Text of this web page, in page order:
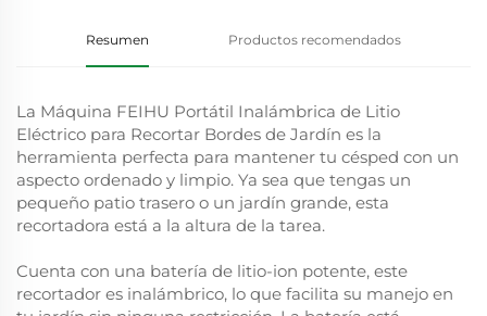
Resumen Productos recomendados
La Máquina FEIHU Portátil Inalámbrica de Litio
Eléctrico para Recortar Bordes de Jardín es la
herramienta perfecta para mantener tu césped con un
aspecto ordenado y limpio. Ya sea que tengas un
pequeño patio trasero o un jardín grande, esta
recortadora está a la altura de la tarea.
Cuenta con una batería de litio-ion potente, este
recortador es inalámbrico, lo que facilita su manejo en